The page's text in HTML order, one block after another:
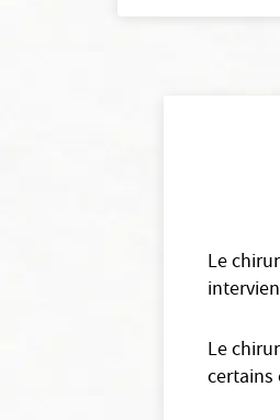
Le
Le
certains